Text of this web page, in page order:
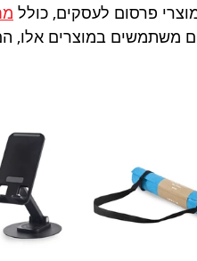
פרסום לעסקים, כולל
משתמשים במוצרים אלו,